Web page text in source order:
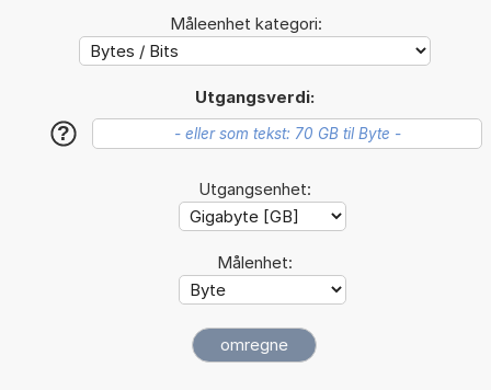
Måleenhet kategori:
Utgangsverdi:
?
Utgangsenhet:
Målenhet: